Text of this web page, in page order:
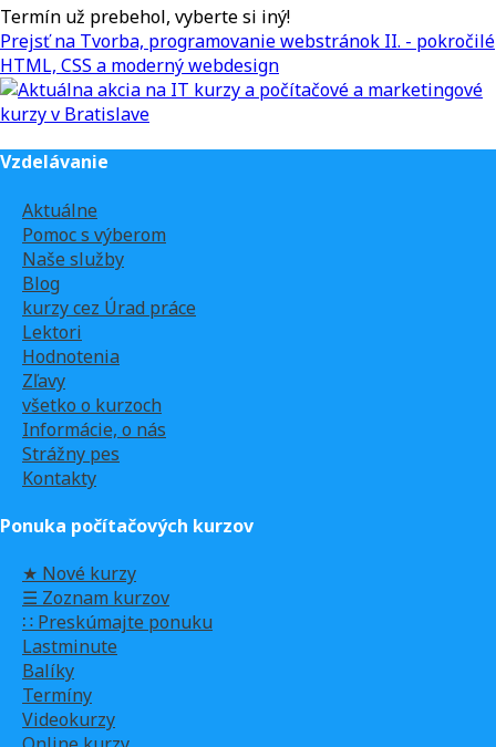
Termín už prebehol, vyberte si iný!
Prejsť na Tvorba, programovanie webstránok II. - pokročilé
HTML, CSS a moderný webdesign
Vzdelávanie
Aktuálne
Pomoc s výberom
Naše služby
Blog
kurzy cez Úrad práce
Lektori
Hodnotenia
Zľavy
všetko o kurzoch
Informácie, o nás
Strážny pes
Kontakty
Ponuka počítačových kurzov
★ Nové kurzy
☰ Zoznam kurzov
∷ Preskúmajte ponuku
Lastminute
Balíky
Termíny
Videokurzy